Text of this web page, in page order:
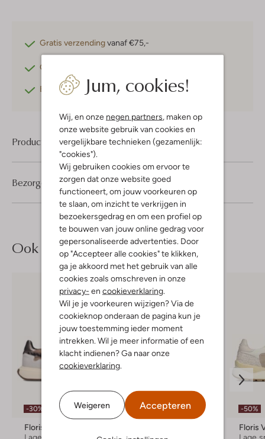
Jum, cookies!
Wij, en onze negen partners, maken op
onze website gebruik van cookies en
vergelijkbare technieken (gezamenlijk:
"cookies").
Wij gebruiken cookies om ervoor te
zorgen dat onze website goed
functioneert, om jouw voorkeuren op
te slaan, om inzicht te verkrijgen in
bezoekersgedrag en om een profiel op
te bouwen van jouw online gedrag voor
gepersonaliseerde advertenties. Door
op "Accepteer alle cookies" te klikken,
ga je akkoord met het gebruik van alle
cookies zoals omschreven in onze
privacy- en cookieverklaring.
Wil je je voorkeuren wijzigen? Via de
cookieknop onderaan de pagina kun je
jouw toestemming ieder moment
intrekken. Wil je meer informatie of een
klacht indienen? Ga naar onze
cookieverklaring.
Weigeren Accepteren
Gratis verzendingvanaf €75,-
Gratis retourneren
Betaal achterafmet Klarna
Product informatie
Bezorgen & retourneren
Ook iets voor jou?
-30%
Floris Van Bommel
Nieuw -50%
Floris